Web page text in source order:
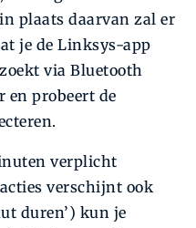
plaats daarvan zal er
je de Linksys-app
via Bluetooth
en probeert de
verplicht
verschijnt ook
duren’) kun je